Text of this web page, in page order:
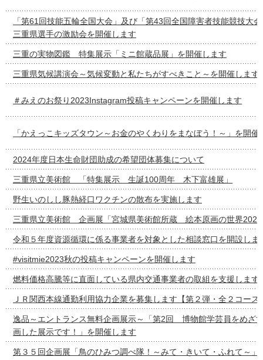
「第61回技能五輪全国大会」及び「第43回全国障害者技能競技大
三重県選手の激励会を開催します
三重の実物図鑑 特集展示「ミニ館蔵品展」を開催します
三重県気候講演会～気候変動と私たちがすべきこと～を開催します
＃みえのお祭り2023Instagram投稿キャンペーンを開催します
「かえっこキッズタウン～お金のやくわりをまなぼう！～」を開催
2024年度日本生命財団助成の希望団体募集について
三重県立美術館 「特集展示 生誕100周年 木下富雄展」
野生いのしし豚熱経口ワクチンの散布を実施します
三重県立美術館 企画展「宮城県美術館所蔵 絵本原画の世界
令和５年度資源循環に係る事業者を対象とした相談窓口を開設しま
#visitmie2023秋の投稿キャンペーンを開催します
燃料価格高騰等に直面している県内交通事業者の取組を支援します
ＪＲ関西本線通勤利用協力企業を募集します【第２弾・全２コース
逸品～エントランス無料企画展示～「第2回 博物館学芸員をめざ
画した展示です！」を開催します
第３５回企画展「鳥のひみつ調べ隊！～みて・きいて・ふれて～」